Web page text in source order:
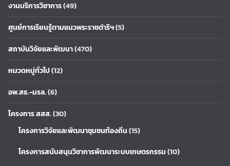
งานบริการวิชาการ(49)
ศูนย์การเรียนรู้ตามแนวพระราชดำริฯ(5)
สถาบันวิจัยและพัฒนา(470)
หมวดหมู่ทั่วไป(12)
อพ.สธ.-มรล.(6)
โครงการ สสส.(30)
โครงการวิจัยและพัฒนาชุมชนท้องถิ่น(15)
โครงการสนับสนุนวิชาการพัฒนาระบบเกษตรกรรม(10)